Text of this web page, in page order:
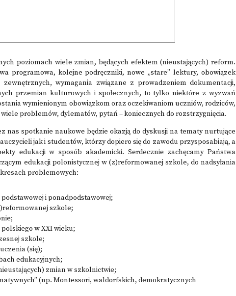
poziomach wiele zmian, będących efektem (nieustających) reform.
programowa, kolejne podręczniki, nowe „stare” lektury, obowiązek
wymagania związane z prowadzeniem dokumentacji,
przemian kulturowych i społecznych, to tylko niektóre z wyzwań
wymienionym obowiązkom oraz oczekiwaniom uczniów, rodziców,
problemów, dylematów, pytań – koniecznych do rozstrzygnięcia.
nas spotkanie naukowe będzie okazją do dyskusji na tematy nurtujące
jak i studentów, którzy dopiero się do zawodu przysposabiają, a
edukacji w sposób akademicki. Serdecznie zachęcamy Państwa
edukacji polonistycznej w (z)reformowanej szkole, do nadsyłania
problemowych:
i ponadpodstawowej;
szkole;
w XXI wieku;
szkole;
(się);
edukacyjnych;
zmian w szkolnictwie;
(np. Montessori, waldorfskich, demokratycznych